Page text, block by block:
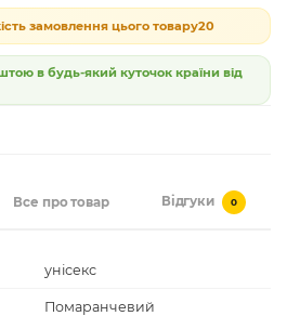
замовлення цього товару20
в будь-який куточок країни від
Все про товар Відгуки 0
унісекс
Помаранчевий